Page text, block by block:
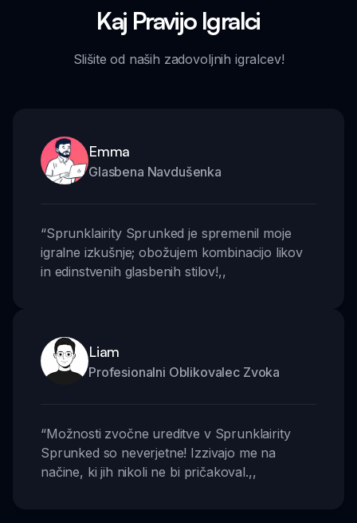
Kaj Pravijo Igralci
Slišite od naših zadovoljnih igralcev!
Emma
Glasbena Navdušenka
“Sprunklairity Sprunked je spremenil moje
igralne izkušnje; obožujem kombinacijo likov
in edinstvenih glasbenih stilov!,,
Liam
Profesionalni Oblikovalec Zvoka
“Možnosti zvočne ureditve v Sprunklairity
Sprunked so neverjetne! Izzivajo me na
načine, ki jih nikoli ne bi pričakoval.,,